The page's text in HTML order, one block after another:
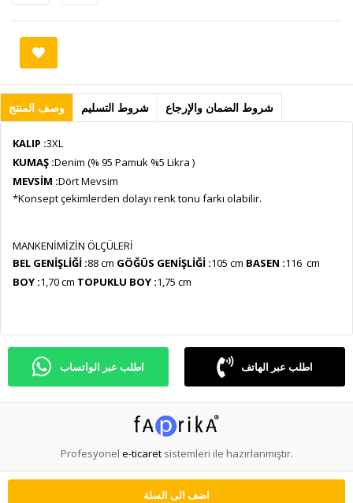
اضف الى السلة
وصف المنتج شروط التسليم شروط الضمان والإرجاع
KALIP :3XL
KUMAŞ :Denim (% 95 Pamuk %5 Likra )
MEVSİM :Dört Mevsim
*Konsept çekimlerden dolayı renk tonu farkı olabilir.
MANKENİMİZİN ÖLÇÜLERİ
BEL GENİŞLİĞİ :88 cm GÖĞÜS GENİŞLİĞİ :105 cm BASEN :116 cm
BOY :1,70 cm TOPUKLU BOY :1,75 cm
اطلب عبر الواتساب اطلب عبر الهاتف
Profesyonel e-ticaretsistemleri ile hazırlanmıştır.